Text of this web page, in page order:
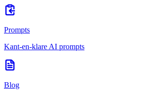
Prompts
Kant-en-klare AI prompts
Blog